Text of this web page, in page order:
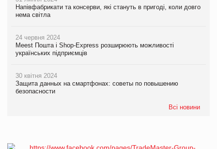
Напівфабрикати та консерви, які стануть в пригоді, коли довго
нема світла
24 червня 2024
Meest Пошта і Shop-Express розширюють можливості
українських підприємців
30 квітня 2024
Защита данных на смартфонах: советы по повышению
безопасности
Всі новини